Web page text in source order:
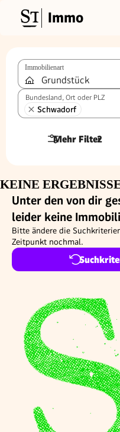
Immo
Immobilienart
Bundesland, Ort oder PLZ
Schwadorf
Mehr Filter
2
KEINE
Unter den von dir
leider keine
Bitte ändere die
Zeitpunkt nochmal.